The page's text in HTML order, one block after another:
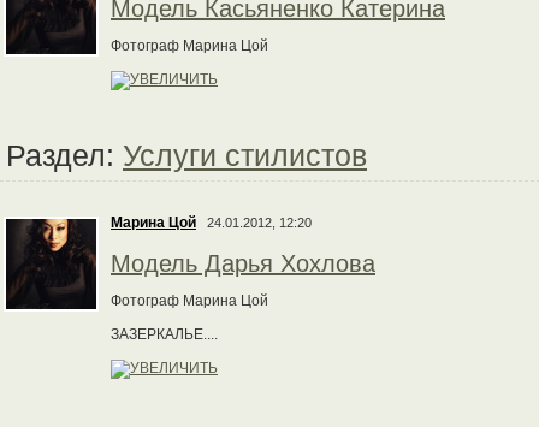
Модель Касьяненко Катерина
Фотограф Марина Цой
Раздел: Услуги стилистов
Марина Цой 24.01.2012, 12:20
Модель Дарья Хохлова
Фотограф Марина Цой
ЗАЗЕРКАЛЬЕ....